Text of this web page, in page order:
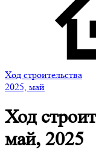
Ход строительства
2025, май
Ход
май, 2025